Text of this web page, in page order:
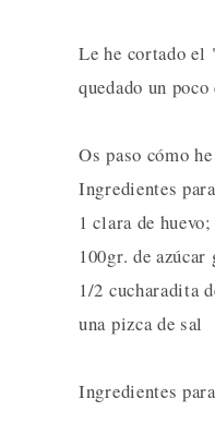
Le he cortado el
quedado un
Os paso cómo
Ingredientes
1 clara de huevo;
100gr. de azúcar
1/2 cucharadita
una pizca de sal
Ingredientes